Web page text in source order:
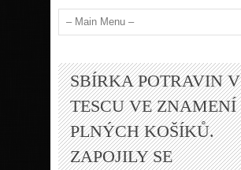
SBÍRKA POTRAVIN V
TESCU VE ZNAMENÍ
PLNÝCH KOŠÍKŮ.
ZAPOJILY SE